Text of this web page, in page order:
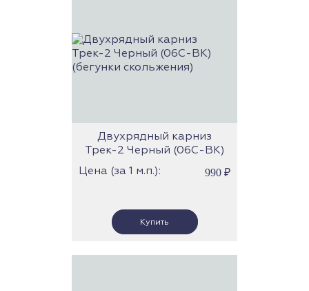
Двухрядный карниз
Трек-2 Черный (06С-BK)
(бегунки скольжения)
Цена (за 1 м.п.): 990 ₽